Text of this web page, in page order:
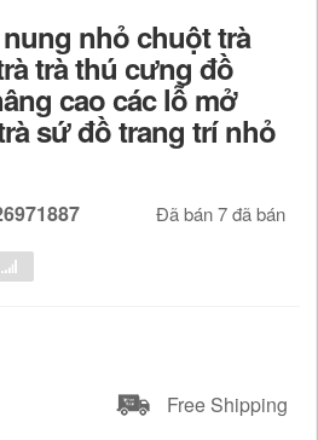
nhỏ chuột trà
trà thú cưng đồ
cao các lỗ mở
sứ đồ trang trí nhỏ
Đã bán 7 đã bán
Free Shipping